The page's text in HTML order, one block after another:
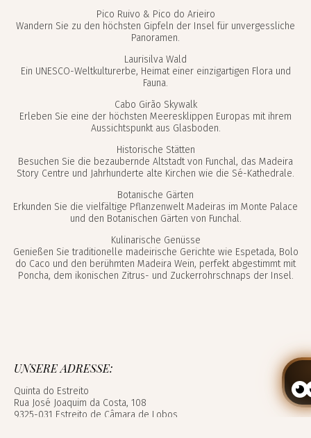
Pico Ruivo & Pico do Arieiro
Wandern Sie zu den höchsten Gipfeln der Insel für unvergessliche
Panoramen.
Laurisilva Wald
Ein UNESCO-Weltkulturerbe, Heimat einer einzigartigen Flora und
Fauna.
Cabo Girão Skywalk
Erleben Sie eine der höchsten Meeresklippen Europas mit ihrem
Aussichtspunkt aus Glasboden.
Historische Stätten
Besuchen Sie die bezaubernde Altstadt von Funchal, das Madeira
Story Centre und Jahrhunderte alte Kirchen wie die Sé-Kathedrale.
Botanische Gärten
Erkunden Sie die vielfältige Pflanzenwelt Madeiras im Monte Palace
und den Botanischen Gärten von Funchal.
Kulinarische Genüsse
Genießen Sie traditionelle madeirische Gerichte wie Espetada, Bolo
do Caco und den berühmten Madeira Wein, perfekt abgestimmt mit
Poncha, dem ikonischen Zitrus- und Zuckerrohrschnaps der Insel.
UNSERE ADRESSE:
Quinta do Estreito
Rua José Joaquim da Costa, 108
9325-031 Estreito de Câmara de Lobos